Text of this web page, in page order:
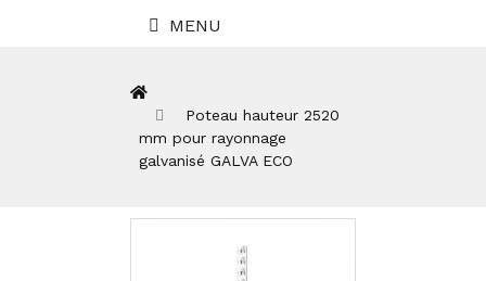
MENU
Poteau hauteur 2520
mm pour rayonnage
galvanisé GALVA ECO